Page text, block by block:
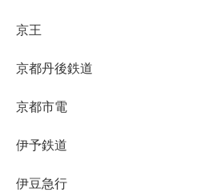
京王
京都丹後鉄道
京都市電
伊予鉄道
伊豆急行